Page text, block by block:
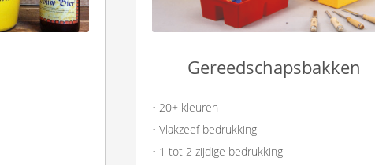
Gereedschapsbakken
• 20+ kleuren
• Vlakzeef bedrukking
• 1 tot 2 zijdige bedrukking